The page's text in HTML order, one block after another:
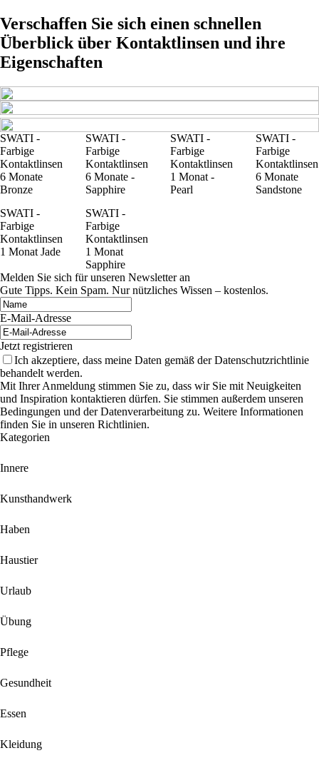
Verschaffen Sie sich einen schnellen
Überblick über Kontaktlinsen und ihre
Eigenschaften
SWATI -
Farbige
Kontaktlinsen
6 Monate
Bronze
SWATI -
Farbige
Kontaktlinsen
6 Monate -
Sapphire
SWATI -
Farbige
Kontaktlinsen
1 Monat -
Pearl
SWATI -
Farbige
Kontaktlinsen
6 Monate
Sandstone
SWATI -
Farbige
Kontaktlinsen
1 Monat Jade
SWATI -
Farbige
Kontaktlinsen
1 Monat
Sapphire
Melden Sie sich für unseren Newsletter an
Gute Tipps. Kein Spam. Nur nützliches Wissen – kostenlos.
E-Mail-Adresse
Jetzt registrieren
Ich akzeptiere, dass meine Daten gemäß der Datenschutzrichtlinie
behandelt werden.
Mit Ihrer Anmeldung stimmen Sie zu, dass wir Sie mit Neuigkeiten
und Inspiration kontaktieren dürfen. Sie stimmen außerdem unseren
Bedingungen und der Datenverarbeitung zu. Weitere Informationen
finden Sie in unseren Richtlinien.
Kategorien
Innere
Kunsthandwerk
Haben
Haustier
Urlaub
Übung
Pflege
Gesundheit
Essen
Kleidung